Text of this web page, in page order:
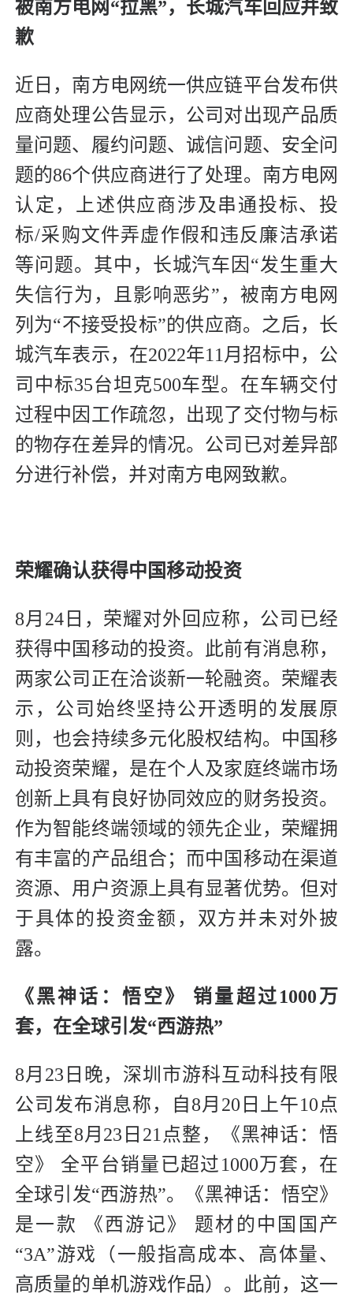
被南方电网“拉黑”，长城汽车回应并致
歉
近日，南方电网统一供应链平台发布供
应商处理公告显示，公司对出现产品质
量问题、履约问题、诚信问题、安全问
题的86个供应商进行了处理。南方电网
认定，上述供应商涉及串通投标、投
标/采购文件弄虚作假和违反廉洁承诺
等问题。其中，长城汽车因“发生重大
失信行为，且影响恶劣”，被南方电网
列为“不接受投标”的供应商。之后，长
城汽车表示，在2022年11月招标中，公
司中标35台坦克500车型。在车辆交付
过程中因工作疏忽，出现了交付物与标
的物存在差异的情况。公司已对差异部
分进行补偿，并对南方电网致歉。
荣耀确认获得中国移动投资
8月24日，荣耀对外回应称，公司已经
获得中国移动的投资。此前有消息称，
两家公司正在洽谈新一轮融资。荣耀表
示，公司始终坚持公开透明的发展原
则，也会持续多元化股权结构。中国移
动投资荣耀，是在个人及家庭终端市场
创新上具有良好协同效应的财务投资。
作为智能终端领域的领先企业，荣耀拥
有丰富的产品组合；而中国移动在渠道
资源、用户资源上具有显著优势。但对
于具体的投资金额，双方并未对外披
露。
《黑神话：悟空》 销量超过1000万
套， 在全球引发“西游热”
8月23日晚，深圳市游科互动科技有限
公司发布消息称，自8月20日上午10点
上线至8月23日21点整，《黑神话：悟
空》 全平台销量已超过1000万套，在
全球引发“西游热”。《黑神话：悟空》
是一款 《西游记》 题材的中国国产
“3A”游戏（一般指高成本、高体量、
高质量的单机游戏作品）。此前，这一